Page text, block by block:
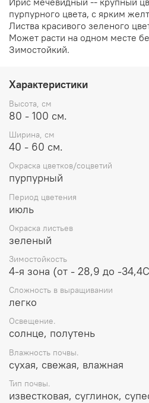
пурпурного цвета, с ярким
Листва красивого зеленого
Может расти на одном месте
Зимостойкий.
Характеристики
Высота, см
80 - 100 см.
Ширина, см
40 - 60 см.
Окраска цветков/соцветий
пурпурный
Период цветения
июль
Окраска листьев
зеленый
Зимостойкость
4-я зона (от - 28,9 до -
Сложность в выращивании
легко
Освещение.
солнце, полутень
Влажность почвы.
сухая, свежая, влажная
Тип почвы.
известковая, суглинок,